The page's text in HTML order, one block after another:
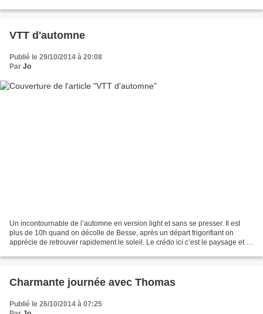
VTT d'automne
Publié le 29/10/2014 à 20:08
Par Jo
Un incontournable de l’automne en version light et sans se presser. Il est
plus de 10h quand on décolle de Besse, après un départ frigorifiant on
apprécie de retrouver rapidement le soleil. Le crédo ici c’est le paysage et à
Charmante journée avec Thomas
Publié le 26/10/2014 à 07:25